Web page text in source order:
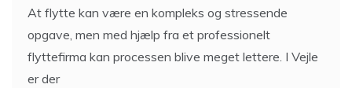
At flytte kan være en kompleks og stressende
opgave, men med hjælp fra et professionelt
flyttefirma kan processen blive meget lettere. I Vejle
er der